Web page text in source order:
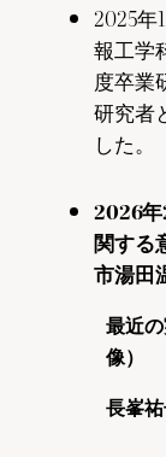
2025年
報工学
度卒業
研究者
した。
2026年
関する
市湯田
最近
像）
長峯祐